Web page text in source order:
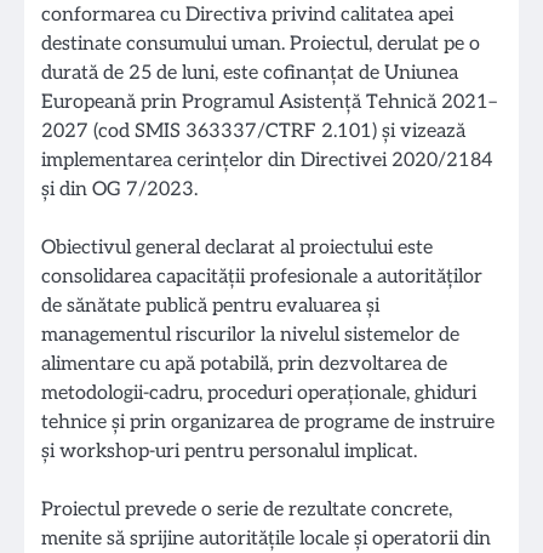
conformarea cu Directiva privind calitatea apei
destinate consumului uman. Proiectul, derulat pe o
durată de 25 de luni, este cofinanțat de Uniunea
Europeană prin Programul Asistență Tehnică 2021–
2027 (cod SMIS 363337/CTRF 2.101) și vizează
implementarea cerințelor din Directivei 2020/2184
și din OG 7/2023.
Obiectivul general declarat al proiectului este
consolidarea capacității profesionale a autorităților
de sănătate publică pentru evaluarea și
managementul riscurilor la nivelul sistemelor de
alimentare cu apă potabilă, prin dezvoltarea de
metodologii-cadru, proceduri operaționale, ghiduri
tehnice şi prin organizarea de programe de instruire
și workshop-uri pentru personalul implicat.
Proiectul prevede o serie de rezultate concrete,
menite să sprijine autoritățile locale și operatorii din